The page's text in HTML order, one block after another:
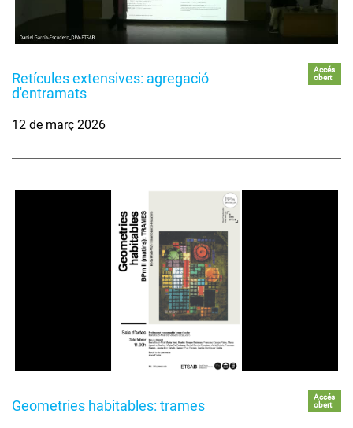
Retícules extensives: agregació
d'entramats
Accés
obert
12 de març 2026
Geometries habitables: trames
Accés
obert